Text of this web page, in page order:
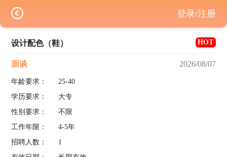
设计配色（鞋） HOT
面谈 2026/08/07
年龄要求：
25-40
学历要求：
大专
性别要求：
不限
工作年限：
4-5年
招聘人数：
1
登录/注册